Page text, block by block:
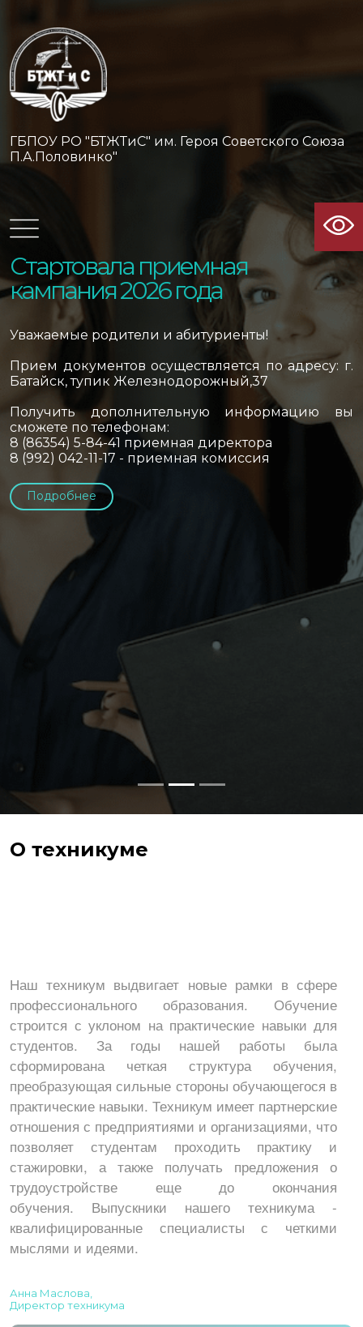
ГБПОУ РО "БТЖТиС" им. Героя Советского Союза
П.А.Половинко"
Стартовала приемная
кампания 2026 года
Уважаемые родители и абитуриенты!
Прием документов осуществляется по адресу: г.
Батайск, тупик Железнодорожный,37
Получить дополнительную информацию вы
сможете по телефонам:
8 (86354) 5-84-41 приемная директора
8 (992) 042-11-17 - приемная комиссия
Подробнее
О техникуме
Наш техникум выдвигает новые рамки в сфере
профессионального образования. Обучение
строится с уклоном на практические навыки для
студентов. За годы нашей работы была
сформирована четкая структура обучения,
преобразующая сильные стороны обучающегося в
практические навыки. Техникум имеет партнерские
отношения с предприятиями и организациями, что
позволяет студентам проходить практику и
стажировки, а также получать предложения о
трудоустройстве еще до окончания
обучения. Выпускники нашего техникума -
квалифицированные специалисты с четкими
мыслями и идеями.
Анна Маслова,
Директор техникума